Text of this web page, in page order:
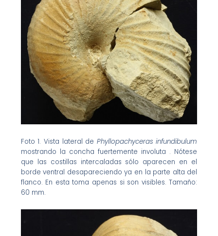
Foto 1. Vista lateral de Phyllopachyceras infundibulum
mostrando la concha fuertemente involuta . Nótese
que las costillas intercaladas sólo aparecen en el
borde ventral desapareciendo ya en la parte alta del
flanco. En esta toma apenas si son visibles. Tamaño:
60 mm.